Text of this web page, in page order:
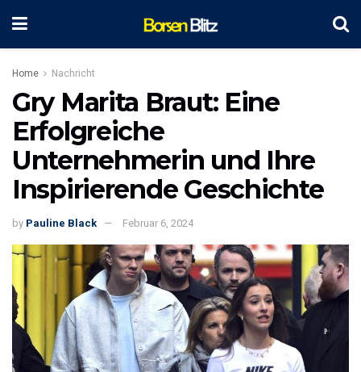
Home Nachricht
Gry Marita Braut: Eine
Erfolgreiche
Unternehmerin und Ihre
Inspirierende Geschichte
by Pauline Black Februar 6, 2024